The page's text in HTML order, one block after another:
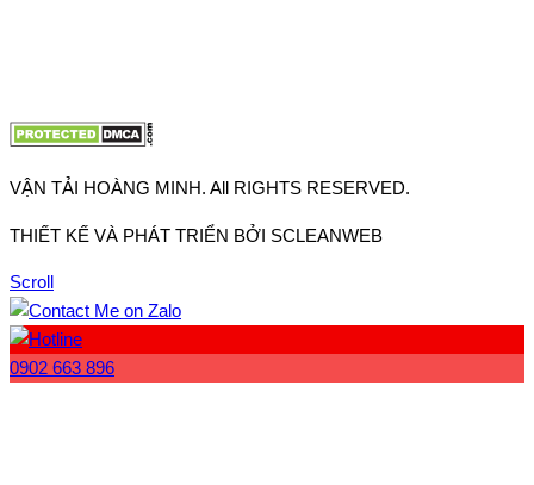
VẬN TẢI HOÀNG MINH. All RIGHTS RESERVED.
THIẾT KẾ VÀ PHÁT TRIỂN BỞI SCLEANWEB
Scroll
0902 663 896